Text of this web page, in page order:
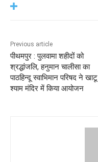
Previous article
पीथमपुर : पुलवामा शहीदों को
श्रद्धांजलि, हनुमान चालीसा का
पाठहिन्दू स्वाभिमान परिषद ने खाटू
श्याम मंदिर में किया आयोजन